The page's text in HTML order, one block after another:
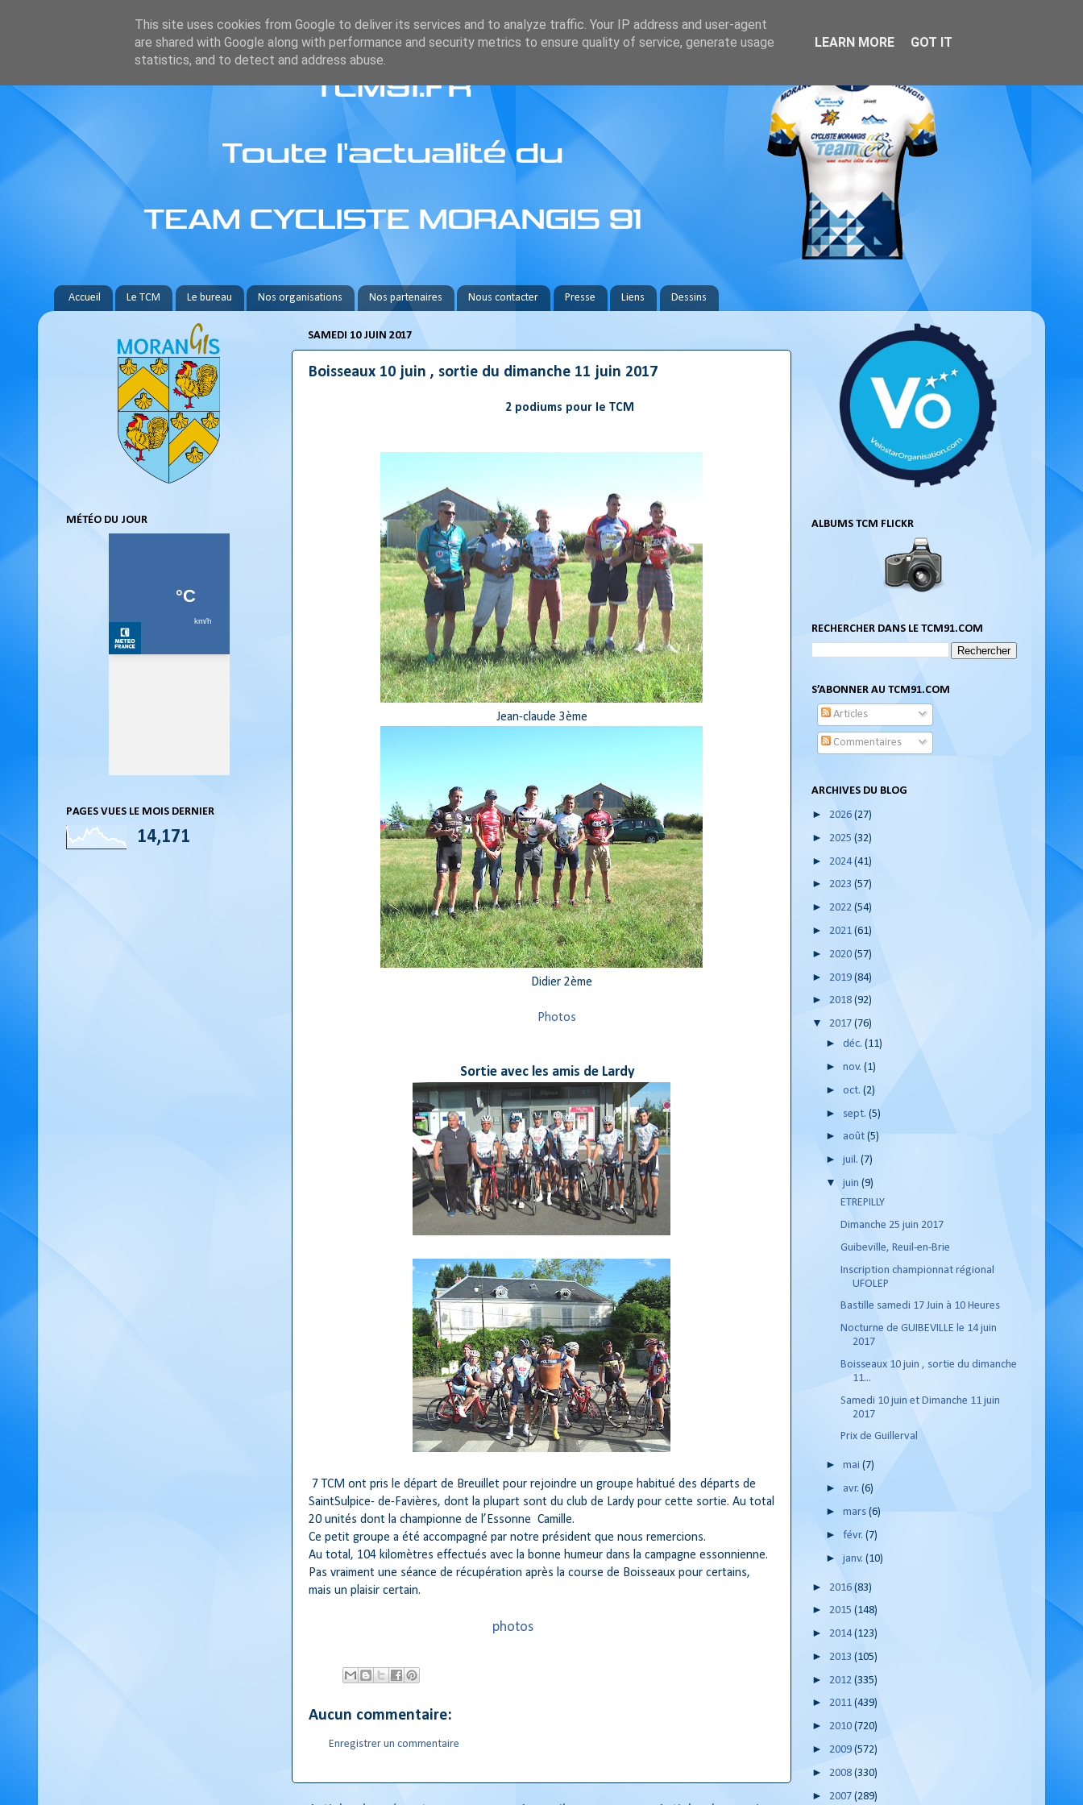
Accueil Le TCM Le bureau Nos organisations Nos partenaires Nous contacter Presse Liens Dessins
SAMEDI 10 JUIN 2017
Boisseaux 10 juin , sortie du dimanche 11 juin 2017
2 podiums pour le TCM
Jean-claude 3ème
Didier 2ème
Photos
Sortie avec les amis de Lardy
7 TCM ont pris le départ de Breuillet pour rejoindre un groupe habitué des départs de
SaintSulpice- de-Favières, dont la plupart sont du club de Lardy pour cette sortie. Au total
20 unités dont la championne de l’Essonne Camille.
Ce petit groupe a été accompagné par notre président que nous remercions.
Au total, 104 kilomètres effectués avec la bonne humeur dans la campagne essonnienne.
Pas vraiment une séance de récupération après la course de Boisseaux pour certains,
mais un plaisir certain.
photos
Aucun commentaire:
Enregistrer un commentaire
MÉTÉO DU JOUR
PAGES VUES LE MOIS DERNIER
14,171
ALBUMS TCM FLICKR
RECHERCHER DANS LE TCM91.COM
S’ABONNER AU TCM91.COM
Articles
Commentaires
ARCHIVES DU BLOG
► 2026 (27)
► 2025 (32)
► 2024(41)
► 2023 (57)
► 2022 (54)
► 2021 (61)
► 2020 (57)
► 2019 (84)
► 2018 (92)
▼ 2017 (76)
►déc.(11)
►nov.(1)
►oct.(2)
► sept.(5)
► août(5)
►juil.(7)
▼juin(9)
ETREPILLY
Dimanche 25 juin 2017
Guibeville, Reuil-en-Brie
Inscription championnat régional
UFOLEP
Bastille samedi 17 Juin à 10 Heures
Nocturne de GUIBEVILLE le 14 juin
2017
Boisseaux 10 juin , sortie du dimanche
11...
Samedi 10 juin et Dimanche 11 juin
2017
Prix de Guillerval
►mai(7)
► avr.(6)
►mars(6)
►févr.(7)
►janv.(10)
► 2016 (83)
► 2015 (148)
► 2014(123)
► 2013 (105)
► 2012 (335)
► 2011 (439)
► 2010 (720)
► 2009 (572)
► 2008 (330)
► 2007 (289)
This site uses cookies from Google to deliver its services and to analyze traffic. Your IP address and user-agent
are shared with Google along with performance and security metrics to ensure quality of service, generate usage
statistics, and to detect and address abuse.
LEARN MORE GOT IT